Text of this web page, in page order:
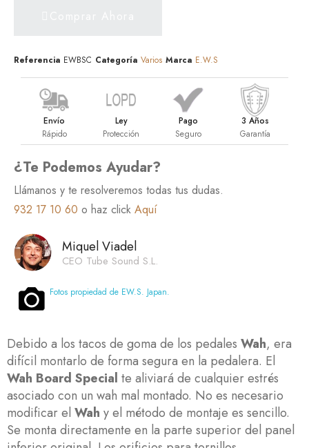
Referencia EWBSC Categoría Varios Marca E.W.S
Envío
Rápido
Ley
Protección
Pago
Seguro
3 Años
Garantía
¿Te Podemos Ayudar?
Llámanos y te resolveremos todas tus dudas.
932 17 10 60 o haz click Aquí
Miquel Viadel
CEO Tube Sound S.L.
Fotos propiedad de EW.S. Japan.
Debido a los tacos de goma de los pedales Wah, era
difícil montarlo de forma segura en la pedalera. El
Wah Board Special te aliviará de cualquier estrés
asociado con un wah mal montado. No es necesario
modificar el Wah y el método de montaje es sencillo.
Se monta directamente en la parte superior del panel